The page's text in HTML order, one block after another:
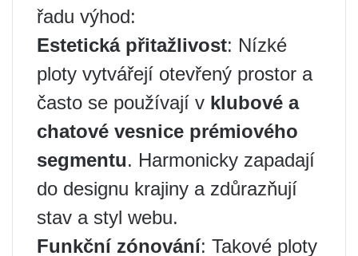
řadu výhod:
Estetická přitažlivost: Nízké
ploty vytvářejí otevřený prostor a
často se používají v klubové a
chatové vesnice prémiového
segmentu. Harmonicky zapadají
do designu krajiny a zdůrazňují
stav a styl webu.
Funkční zónování: Takové ploty